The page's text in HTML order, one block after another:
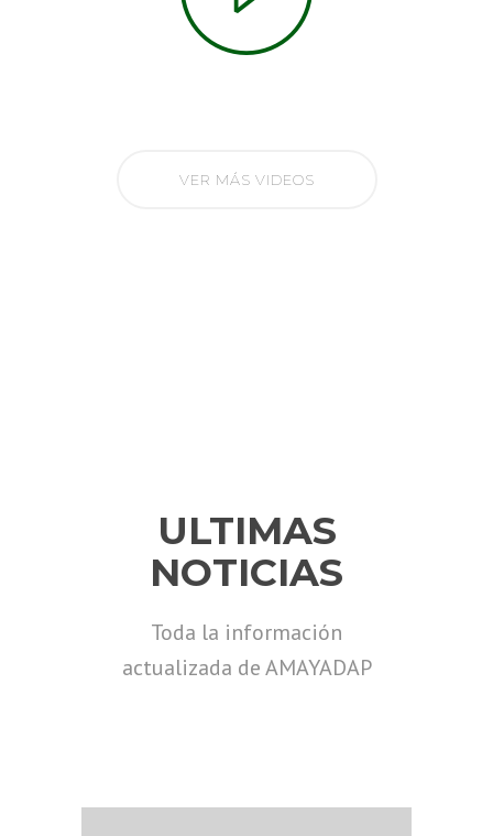
VER MÁS VIDEOS
ULTIMAS
NOTICIAS
Toda la información
actualizada de AMAYADAP